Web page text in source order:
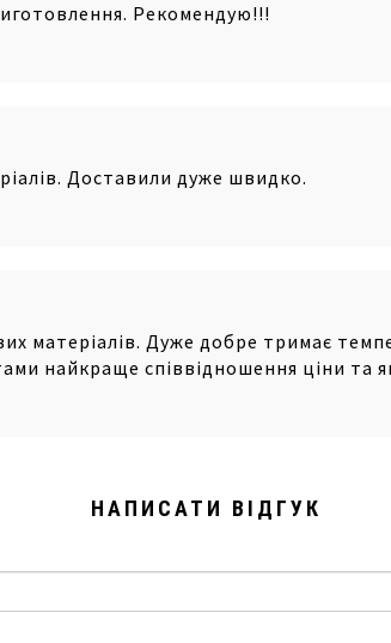
для кухонногоРекомендую!!!
Доставили дуже швидко.
матеріалів. Дуже добре тримає
найкраще співвідношення ціни та
НАПИСАТИ ВІДГУК